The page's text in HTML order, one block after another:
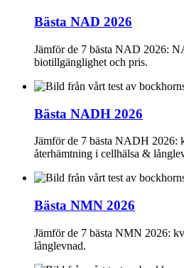
Bästa NAD 2026
Jämför de 7 bästa NAD 2026:
biotillgänglighet och pris.
Bästa NADH 2026
Jämför de 7 bästa NADH 2026:
återhämtning i cellhälsa &
Bästa NMN 2026
Jämför de 7 bästa NMN 2026:
långlevnad.